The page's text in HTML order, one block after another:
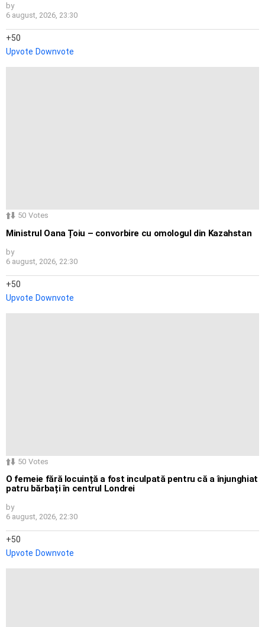
by
6 august, 2026, 23:30
50
Upvote Downvote
50 Votes
Ministrul Oana Țoiu – convorbire cu omologul din Kazahstan
by
6 august, 2026, 22:30
50
Upvote Downvote
50 Votes
O femeie fără locuință a fost inculpată pentru că a înjunghiat
patru bărbați în centrul Londrei
by
6 august, 2026, 22:30
50
Upvote Downvote